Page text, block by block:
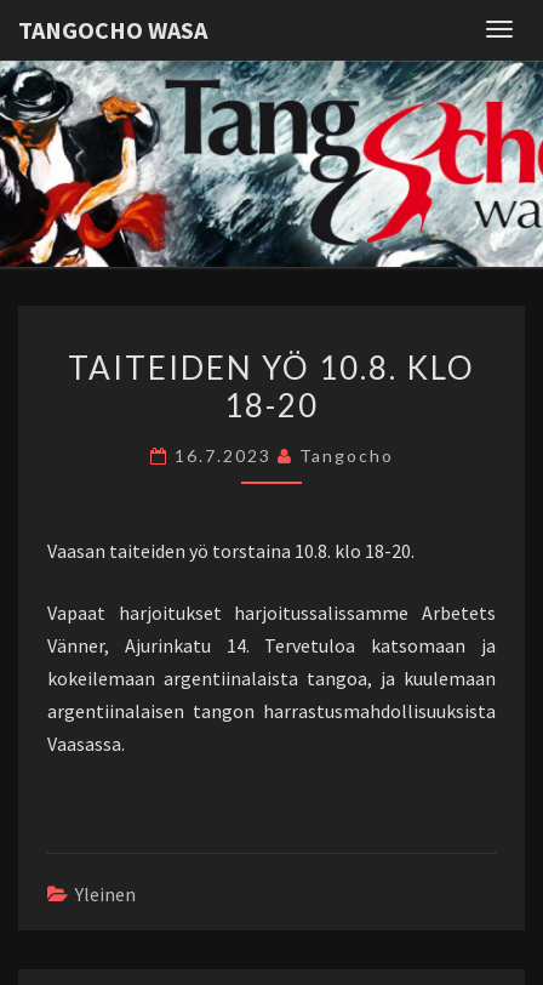
TANGOCHO WASA
WASA
Argentiinalaista
Tangoa
Vaasassa
YÖ
10.8.
18-
TAITEIDEN YÖ 10.8. KLO
18-20
16.7.2023 Tangocho
Vaasan taiteiden yö torstaina 10.8. klo 18-20.
Vapaat harjoitukset harjoitussalissamme Arbetets
Vänner, Ajurinkatu 14. Tervetuloa katsomaan ja
kokeilemaan argentiinalaista tangoa, ja kuulemaan
argentiinalaisen tangon harrastusmahdollisuuksista
Vaasassa.
Yleinen